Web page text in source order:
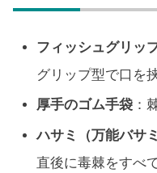
フィッシュグリッ
グリップ型で口を
厚手のゴム手袋 ：
ハサミ（万能バサ
直後に毒棘をすべ